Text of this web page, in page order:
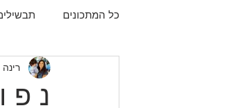
כל המתכונים
תפו"א
נ פ